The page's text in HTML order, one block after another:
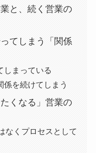
と、続く営業の
てしまう「関係
しまっている
係を続けてしまう
くなる」営業の
なくプロセスとして